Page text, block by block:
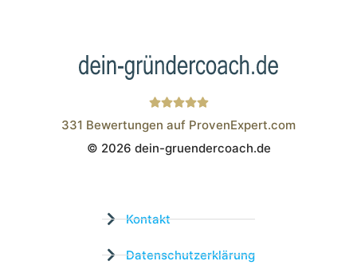
Wistor GmbH
331 Bewertungen auf ProvenExpert.com
© 2026 dein-gruendercoach.de
Kontakt
Datenschutzerklärung